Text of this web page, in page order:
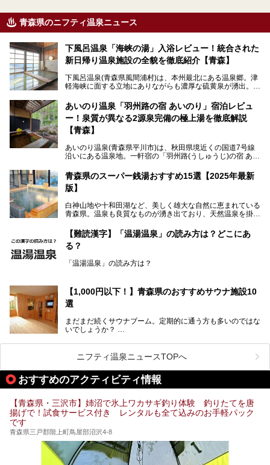
青森県のニフティ温泉ニュース
下風呂温泉「海峡の湯」入浴レビュー！統合された
新日帰り温泉施設の全貌を徹底紹介【青森】
下風呂温泉(青森県風間浦村)は、本州最北にある温泉郷。津
軽海峡に面する立地にありながらも濃厚な硫黄泉が湧出。良
泉ファンが訪れる温泉地です。
「海峡の湯」は、以前あった2つの共同浴場を統合し、2020
年12月にオープンした日帰り入浴施設。かつて別々の共同
浴場で使用された2つの源泉を楽しめる点が魅力です。また
無料休憩室や食事処も併設し、地元常連客のみならず観光客
にも利用しやすい施設へ変貌しました。
今回、筆者は実際に海峡の湯へ訪問・入浴し、その魅力を徹
底解説します！
あいのり温泉「羽州路の宿 あいのり」宿泊レビュ
ー！泉質が異なる2源泉完備の極上湯を徹底解説
【青森】
あいのり温泉(青森県平川市)は、秋田県境近くの国道7号線
沿いにある温泉地。一軒宿の「羽州路(うしゅうじ)の宿 あい
(通称:赤湯)と無色透明の単純温泉という2種類の源泉を使用
し、いずれも源泉100％かけ流しで提供している点でしょ
う。
今回筆者は実際に宿泊し、大浴場と露天風呂付き客室を中心
に「羽州路の宿 あいのり」を詳細にご紹介。秋田県側を含
ですが、実はあいのり温泉も決して見逃せない極上湯のひと
つ。その魅力を徹底解説します！
青森県のスーパー銭湯おすすめ15選【2025年最新
版】
白神山地や十和田湖など、美しく雄大な自然に恵まれている
青森県。温泉も良質なものが湧き出ており、天然温泉を掛け
の山並みを眺めながら温泉に浸かり、お食事処でおいしいご
当地グルメを味わうひとときは格別ですね！
今回は、青森県でおすすめのスーパー銭湯を紹介します。
ください。
【難読漢字】「温湯温泉」の読み方は？どこにあ
る？
「温湯温泉」の読み方は？
か？
【1,000円以下！】青森県のおすすめサウナ施設10
選
まだまだ続くサウナブーム。定期的に通う方も多いのではな
いでしょうか？
そこでコスパ抜群！1,000円以下でサウナを楽しめる施設を
紹介します。
格安でも充実の施設でサウナを楽しみませんか？
今回は青森県にある1,000円以下のおすすめサウナ施設を紹
ニフティ温泉ニュースTOPへ
おすすめのアクティビティ情報
【青森県・三沢市】姉沼で氷上ワカサギ釣り体験 釣りたてを唐
揚げで！試食サービス付き レンタルも全て込みのお手軽パック
です
青森県三戸郡階上町鳥屋部沼沢4-8